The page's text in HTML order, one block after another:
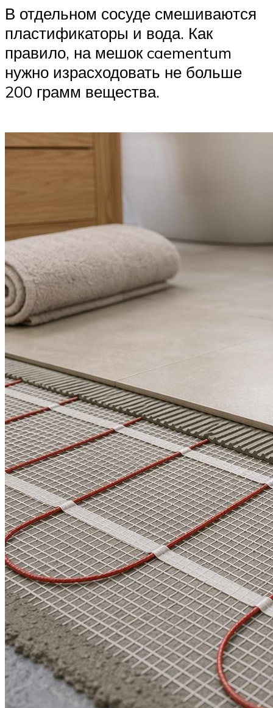
В отдельном сосуде смешиваются
пластификаторы и вода. Как
правило, на мешок caementum
нужно израсходовать не больше
200 грамм вещества.